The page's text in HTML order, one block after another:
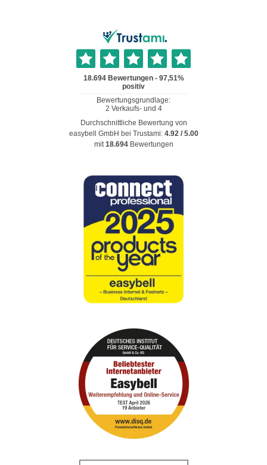
Durchschnittliche Bewertung von
easybell GmbH bei Trustami: 4.92/ 5.00
mit18.694 Bewertungen